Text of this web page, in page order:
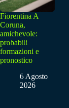
Fiorentina A
Coruna,
amichevole:
probabili
formazioni e
pronostico
6 Agosto
2026